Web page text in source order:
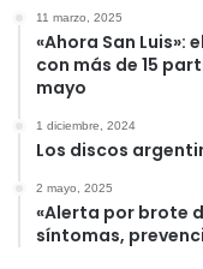
11 marzo, 2025
«Ahora San
con más de 15
mayo
1 diciembre, 2024
Los discos
2 mayo, 2025
«Alerta por brote
síntomas,